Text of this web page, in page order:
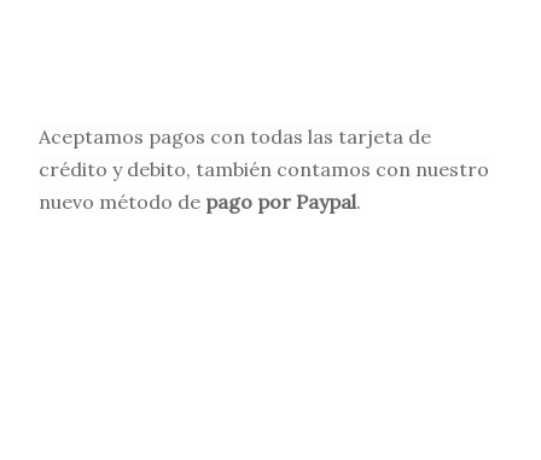
Aceptamos pagos con todas las tarjeta de
crédito y debito, también contamos con nuestro
nuevo método de pago por Paypal.